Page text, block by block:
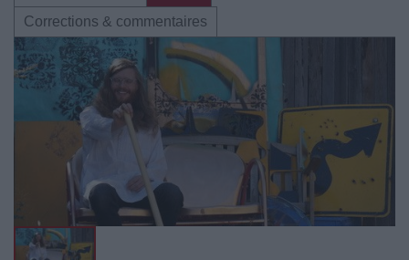
Corrections & commentaires